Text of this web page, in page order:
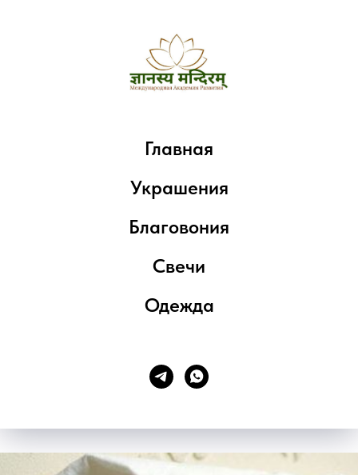
Главная
Украшения
Благовония
Свечи
Одежда